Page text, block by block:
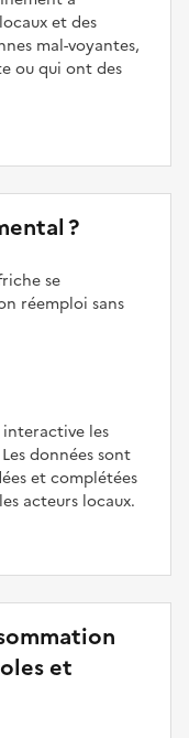
et des
mal-voyantes,
ou qui ont des
?
se
réemploi sans
les
données sont
et complétées
acteurs locaux.
et